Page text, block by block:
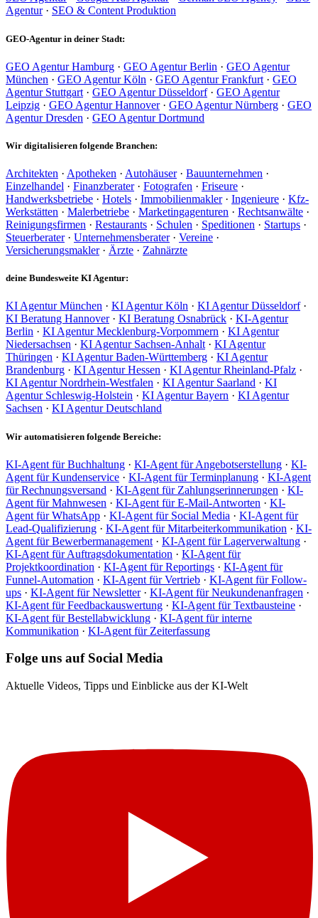
Agentur· SEO & Content Produktion
GEO-Agentur in deiner Stadt:
GEO Agentur Hamburg · GEO Agentur Berlin · GEO Agentur
München · GEO Agentur Köln · GEO Agentur Frankfurt · GEO
Agentur Stuttgart · GEO Agentur Düsseldorf· GEO Agentur
Leipzig · GEO Agentur Hannover· GEO Agentur Nürnberg · GEO
Agentur Dresden · GEO Agentur Dortmund
Wir digitalisieren folgende Branchen:
Architekten · Apotheken · Autohäuser· Bauunternehmen ·
Einzelhandel · Finanzberater· Fotografen · Friseure ·
Handwerksbetriebe · Hotels · Immobilienmakler· Ingenieure · Kfz-
Werkstätten · Malerbetriebe · Marketingagenturen · Rechtsanwälte ·
Reinigungsfirmen · Restaurants · Schulen · Speditionen · Startups ·
Steuerberater· Unternehmensberater· Vereine ·
Versicherungsmakler· Ärzte · Zahnärzte
deine Bundesweite KI Agentur:
KI Agentur München · KI Agentur Köln · KI Agentur Düsseldorf·
KI Beratung Hannover· KI Beratung Osnabrück · KI-Agentur
Berlin · KI Agentur Mecklenburg-Vorpommern · KI Agentur
Niedersachsen · KI Agentur Sachsen-Anhalt· KI Agentur
Thüringen · KI Agentur Baden-Württemberg · KI Agentur
Brandenburg · KI Agentur Hessen · KI Agentur Rheinland-Pfalz ·
KI Agentur Nordrhein-Westfalen · KI Agentur Saarland · KI
Agentur Schleswig-Holstein · KI Agentur Bayern · KI Agentur
Sachsen · KI Agentur Deutschland
Wir automatisieren folgende Bereiche:
KI-Agent für Buchhaltung · KI-Agent für Angebotserstellung · KI-
Agent für Kundenservice · KI-Agent für Terminplanung · KI-Agent
für Rechnungsversand · KI-Agent für Zahlungserinnerungen · KI-
Agent für Mahnwesen · KI-Agent für E-Mail-Antworten · KI-
Agent für WhatsApp · KI-Agent für Social Media · KI-Agent für
Lead-Qualifizierung · KI-Agent für Mitarbeiterkommunikation · KI-
Agent für Bewerbermanagement · KI-Agent für Lagerverwaltung ·
KI-Agent für Auftragsdokumentation · KI-Agent für
Projektkoordination · KI-Agent für Reportings · KI-Agent für
Funnel-Automation · KI-Agent für Vertrieb · KI-Agent für Follow-
ups · KI-Agent für Newsletter· KI-Agent für Neukundenanfragen ·
KI-Agent für Feedbackauswertung · KI-Agent für Textbausteine ·
KI-Agent für Bestellabwicklung · KI-Agent für interne
Kommunikation · KI-Agent für Zeiterfassung
Folge uns auf Social Media
Aktuelle Videos, Tipps und Einblicke aus der KI-Welt